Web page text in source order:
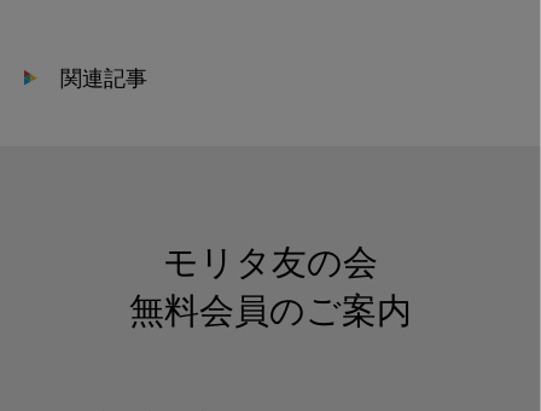
関連記事
モリタ友の会
無料会員のご案内